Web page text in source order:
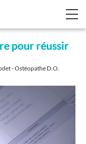
pour réussir
- Ostéopathe D.O.